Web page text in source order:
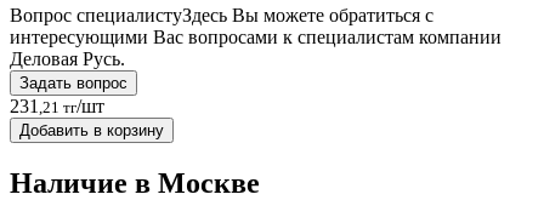
Вопрос специалистуЗдесь Вы можете обратиться с
интересующими Вас вопросами к специалистам компании
Деловая Русь.
Задать вопрос
231 ,21 тг/шт
Добавить в корзину
Наличие в Москвe